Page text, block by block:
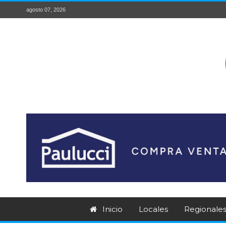
agosto 07, 2026
Inicio Locales Regionales